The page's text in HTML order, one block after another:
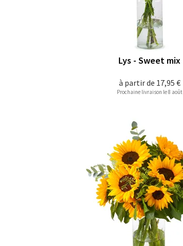
à partir de 17,95 €
Lys - Sweet mix
Prochaine livraison le 8 août